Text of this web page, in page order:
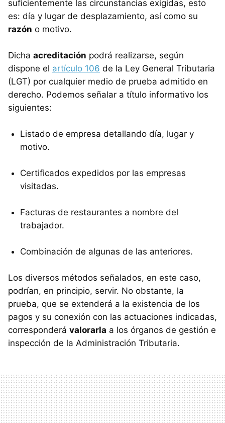
suficientemente las circunstancias exigidas, esto
es: día y lugar de desplazamiento, así como su
razón o motivo.
Dicha acreditación podrá realizarse, según
dispone el artículo 106 de la Ley General Tributaria
(LGT) por cualquier medio de prueba admitido en
derecho. Podemos señalar a título informativo los
siguientes:
Listado de empresa detallando día, lugar y
motivo.
Certificados expedidos por las empresas
visitadas.
Facturas de restaurantes a nombre del
trabajador.
Combinación de algunas de las anteriores.
Los diversos métodos señalados, en este caso,
podrían, en principio, servir. No obstante, la
prueba, que se extenderá a la existencia de los
pagos y su conexión con las actuaciones indicadas,
corresponderá valorarla a los órganos de gestión e
inspección de la Administración Tributaria.